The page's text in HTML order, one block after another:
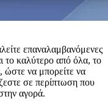
μια σειρά από άλλες
του τραγουδιού που
συστήματος (όπως
επανεκκίνηση
- απλώς για να